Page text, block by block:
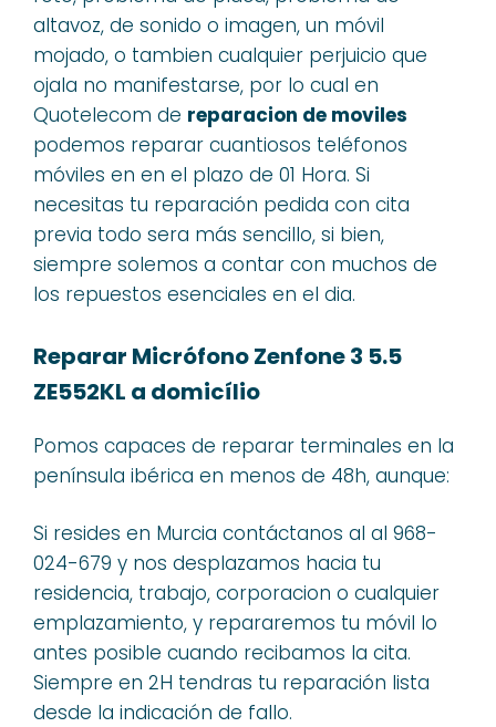
altavoz, de sonido o imagen, un móvil
mojado, o tambien cualquier perjuicio que
ojala no manifestarse, por lo cual en
Quotelecom de reparacion de moviles
podemos reparar cuantiosos teléfonos
móviles en en el plazo de 01 Hora. Si
necesitas tu reparación pedida con cita
previa todo sera más sencillo, si bien,
siempre solemos a contar con muchos de
los repuestos esenciales en el dia.
Reparar Micrófono Zenfone 3 5.5
ZE552KL a domicílio
Pomos capaces de reparar terminales en la
península ibérica en menos de 48h, aunque:
Si resides en Murcia contáctanos al al 968-
024-679 y nos desplazamos hacia tu
residencia, trabajo, corporacion o cualquier
emplazamiento, y repararemos tu móvil lo
antes posible cuando recibamos la cita.
Siempre en 2H tendras tu reparación lista
desde la indicación de fallo.